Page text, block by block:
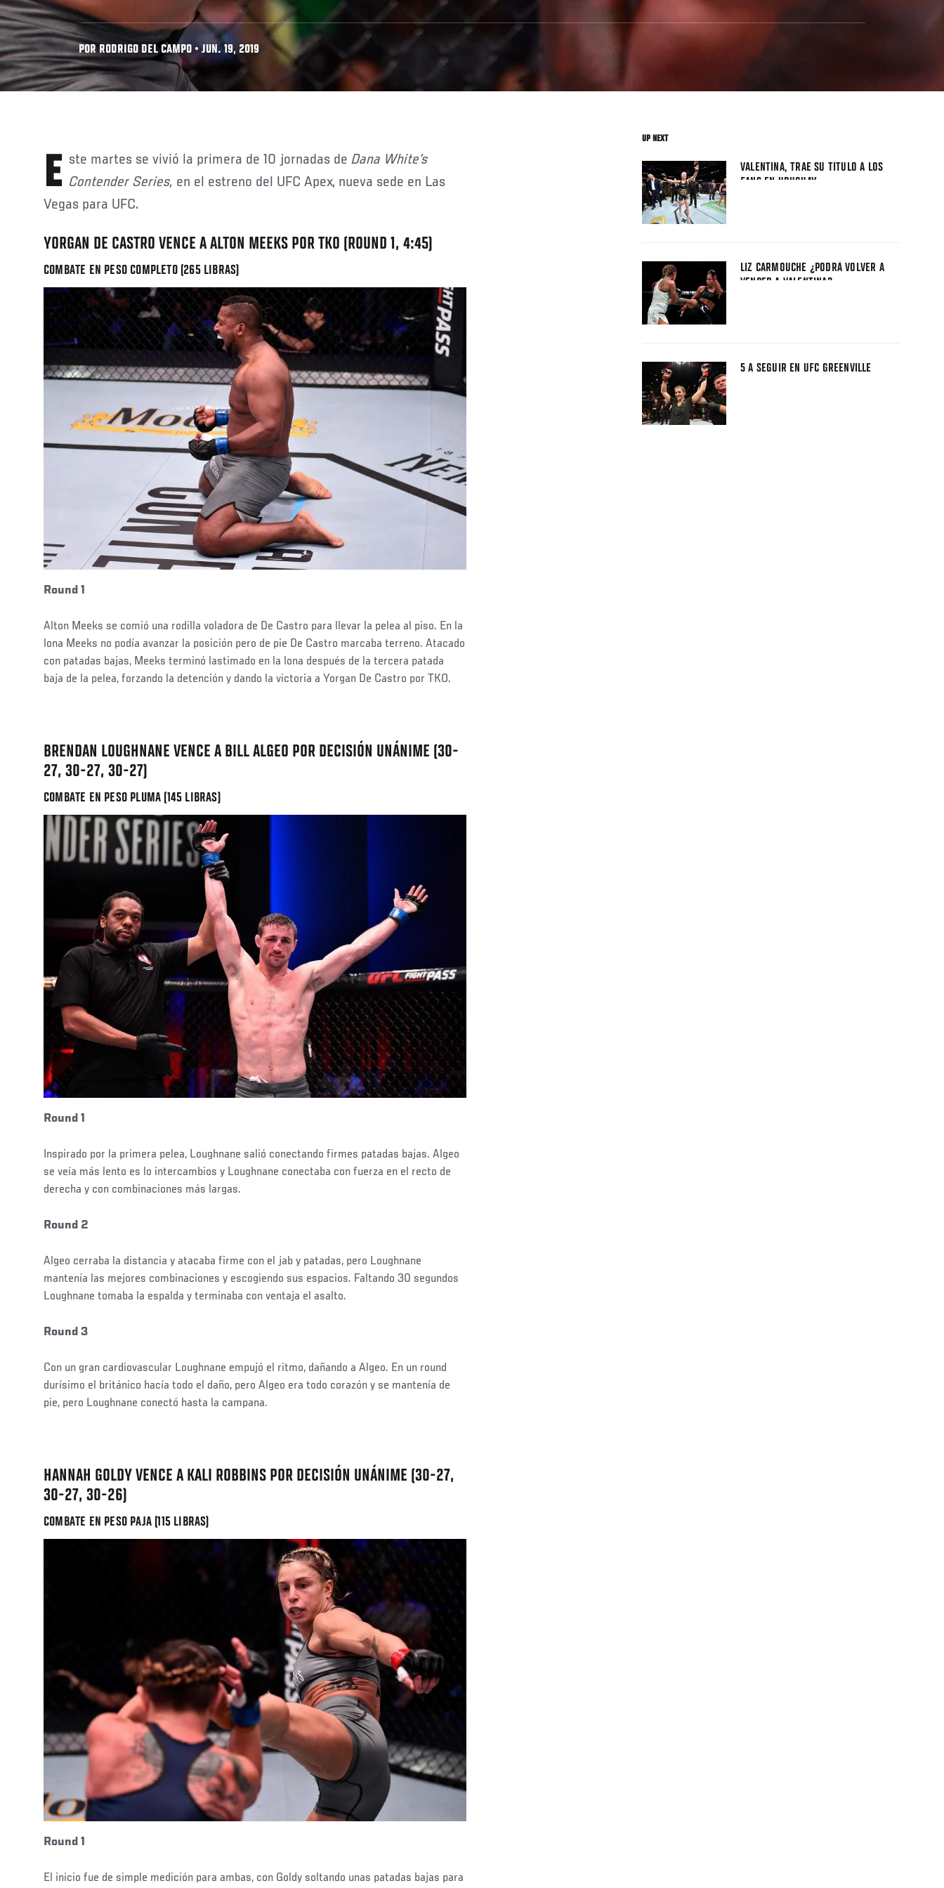
POR RODRIGO DEL CAMPO • JUN. 19, 2019
Este martes se vivió la primera de 10 jornadas de Dana White’s
Contender Series, en el estreno del UFC Apex, nueva sede en Las
Vegas para UFC.
YORGAN DE CASTRO VENCE A ALTON MEEKS POR TKO (ROUND 1, 4:45)
COMBATE EN PESO COMPLETO (265 LIBRAS)
Round 1
Alton Meeks se comió una rodilla voladora de De Castro para llevar la pelea al piso. En la
lona Meeks no podía avanzar la posición pero de pie De Castro marcaba terreno. Atacado
con patadas bajas, Meeks terminó lastimado en la lona después de la tercera patada
baja de la pelea, forzando la detención y dando la victoria a Yorgan De Castro por TKO.
BRENDAN LOUGHNANE VENCE A BILL ALGEO POR DECISIÓN UNÁNIME (30-
27, 30-27, 30-27)
COMBATE EN PESO PLUMA (145 LIBRAS)
Round 1
Inspirado por la primera pelea, Loughnane salió conectando firmes patadas bajas. Algeo
se veía más lento es lo intercambios y Loughnane conectaba con fuerza en el recto de
derecha y con combinaciones más largas.
Round 2
Algeo cerraba la distancia y atacaba firme con el jab y patadas, pero Loughnane
mantenía las mejores combinaciones y escogiendo sus espacios. Faltando 30 segundos
Loughnane tomaba la espalda y terminaba con ventaja el asalto.
Round 3
Con un gran cardiovascular Loughnane empujó el ritmo, dañando a Algeo. En un round
durísimo el británico hacía todo el daño, pero Algeo era todo corazón y se mantenía de
pie, pero Loughnane conectó hasta la campana.
HANNAH GOLDY VENCE A KALI ROBBINS POR DECISIÓN UNÁNIME (30-27,
30-27, 30-26)
COMBATE EN PESO PAJA (115 LIBRAS)
Round 1
El inicio fue de simple medición para ambas, con Goldy soltando unas patadas bajas para
UP NEXT
VALENTINA, TRAE SU TÍTULO A LOS
FANS EN URUGUAY
LIZ CARMOUCHE ¿PODRÁ VOLVER A
VENCER A VALENTINA?
5 A SEGUIR EN UFC GREENVILLE